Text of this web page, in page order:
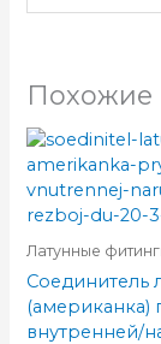
Похожие
Латунные
Соединитель
(американка)
внутренней/